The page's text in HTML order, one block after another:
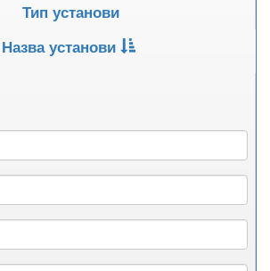
Тип установи
Назва установи